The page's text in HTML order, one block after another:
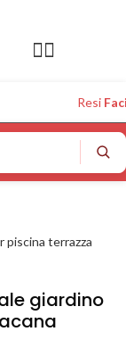
Resi
giardino